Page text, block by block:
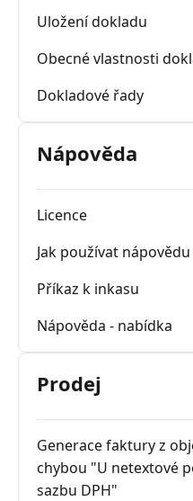
Uložení dokladu
Obecné vlastnosti
Dokladové řady
Nápověda
Licence
Jak používat nápovědu
Příkaz k inkasu
Nápověda - nabídka
Prodej
Generace faktury z
chybou "U netextové
sazbu DPH"